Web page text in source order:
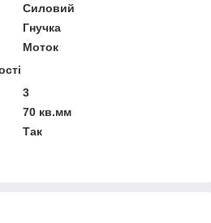
Силовий
Гнучка
Моток
3
70 кв.мм
Так